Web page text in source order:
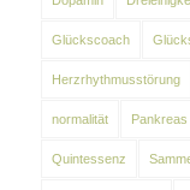
Glückscoach
Herzrhythmusstörung
normalität Pankreas
Quintessenz